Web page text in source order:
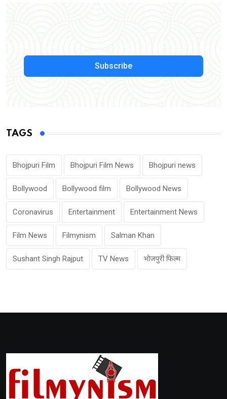
Subscribe
TAGS
Bhojpuri Film Bhojpuri Film News Bhojpuri news
Bollywood Bollywood film Bollywood News
Coronavirus Entertainment Entertainment News
Film News Filmynism Salman Khan
Sushant Singh Rajput TV News भोजपुरी फिल्म